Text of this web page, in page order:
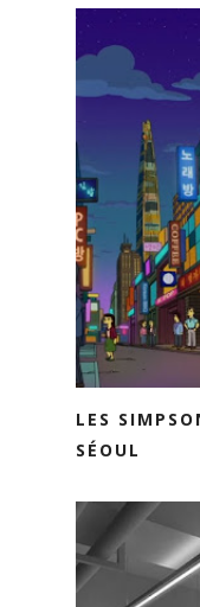
LES
SÉOUL